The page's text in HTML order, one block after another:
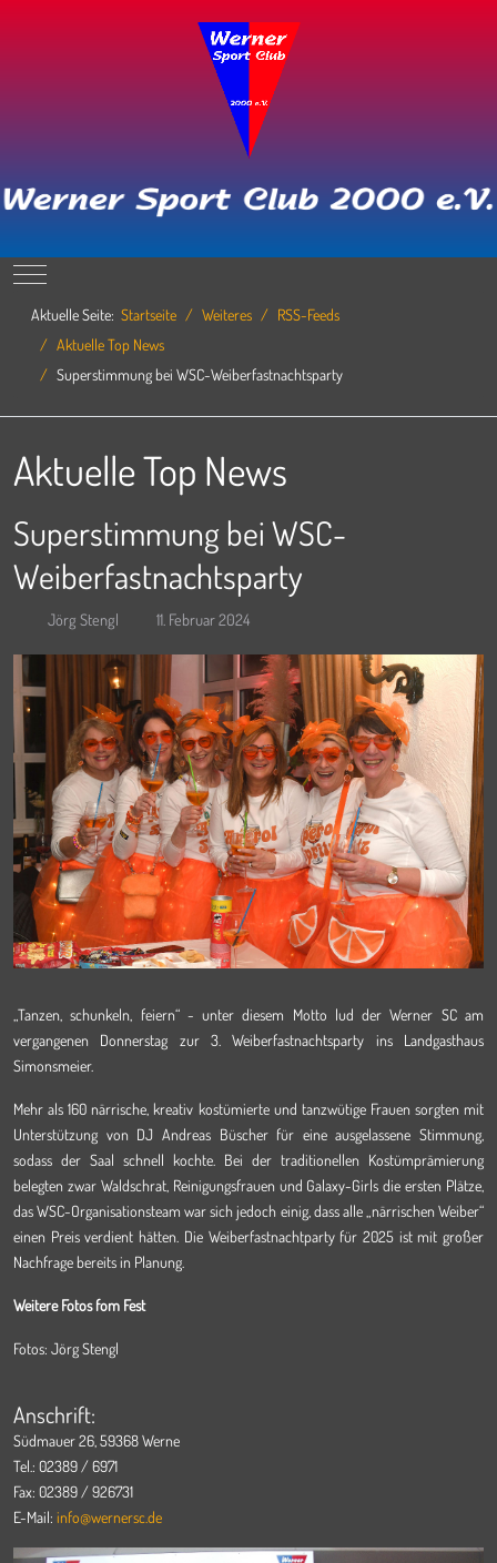
Mobile Menu Toggle
Aktuelle Seite: Startseite Weiteres
RSS-Feeds
Aktuelle Top News
Superstimmung bei WSC-Weiberfastnachtsparty
Aktuelle Top News
Superstimmung bei WSC-
Weiberfastnachtsparty
Jörg Stengl 11. Februar 2024
„Tanzen, schunkeln, feiern“ - unter diesem Motto lud der Werner SC am
vergangenen Donnerstag zur 3. Weiberfastnachtsparty ins Landgasthaus
Simonsmeier.
Mehr als 160 närrische, kreativ kostümierte und tanzwütige Frauen sorgten mit
Unterstützung von DJ Andreas Büscher für eine ausgelassene Stimmung,
sodass der Saal schnell kochte. Bei der traditionellen Kostümprämierung
belegten zwar Waldschrat, Reinigungsfrauen und Galaxy-Girls die ersten Plätze,
das WSC-Organisationsteam war sich jedoch einig, dass alle „närrischen Weiber“
einen Preis verdient hätten. Die Weiberfastnachtparty für 2025 ist mit großer
Nachfrage bereits in Planung.
Weitere Fotos fom Fest
Fotos: Jörg Stengl
Anschrift:
Südmauer 26, 59368 Werne
Tel.: 02389 / 6971
Fax: 02389 / 926731
E-Mail: info@wernersc.de